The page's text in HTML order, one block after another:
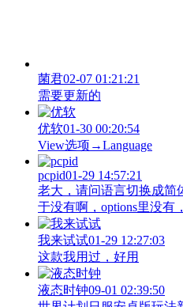
菌君02-07 01:21:21
需要更新的
优软01-30 00:20:54
View‌选项→Language
pcpid01-29 14:57:21
老大，请问语言切换成简
于没有啊，options里没有
我来试试01-29 12:27:03
这款我用过，好用
液态时钟09-01 02:39:50